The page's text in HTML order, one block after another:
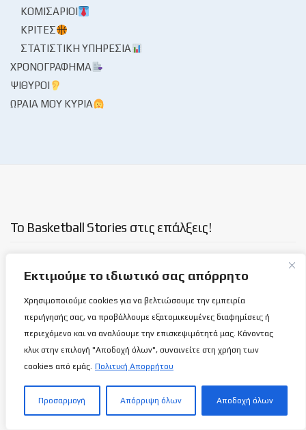
Εκτιμούμε το ιδιωτικό σας απόρρητο
Χρησιμοποιούμε cookies για να βελτιώσουμε την εμπειρία
περιήγησής σας, να προβάλλουμε εξατομικευμένες διαφημίσεις ή
περιεχόμενο και να αναλύουμε την επισκεψιμότητά μας. Κάνοντας
κλικ στην επιλογή "Αποδοχή όλων", συναινείτε στη χρήση των
cookies από εμάς. Πολιτική Απορρήτου
Προσαρμογή Απόρριψη όλων Αποδοχή όλων
ΚΟΜΙΣΆΡΙΟΙ
ΚΡΙΤΈΣ
ΣΤΑΤΙΣΤΙΚΉ ΥΠΗΡΕΣΊΑ
ΧΡΟΝΟΓΡΆΦΗΜΑ
ΨΊΘΥΡΟΙ
ΩΡΑΊΑ ΜΟΥ ΚΥΡΊΑ
Το Basketball Stories στις επάλξεις!
Μια νέα ιστοσελίδα εμφανίζεται σήμερα μπροστά στις οθόνες
σας, η basketballstoriescy.com.
Κανένα μα κανένα κείμενο σε αυτήν την ιστοσελίδα, δεν
θα είναιανώνυμο!
καλαθόσφαιρα | ιστορία | πνεύμα | πολιτεία
Τελευταία άρθρα